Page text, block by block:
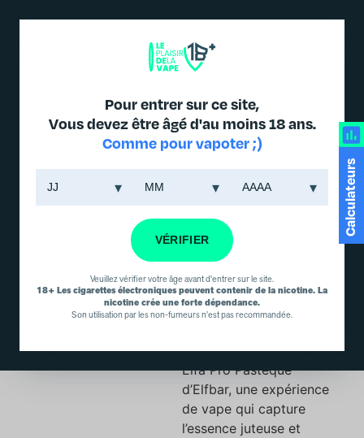
Pour entrer sur ce site,
Vous devez être âgé d'au moins 18 ans.
Comme pour vapoter ;)
VÉRIFIER
Veuillez vérifier votre âge avant d'entrer sur le site.
18+ Les cigarettes électroniques peuvent contenir de la nicotine. La
nicotine crée une forte dépendance.
Son utilisation par les non-fumeurs n'est pas recommandée.
Calculateurs
ELFBAR
Capsule Pod Elfa
Pro Pastèque
(x2) Elfbar
ELFBAR
MARQUE :POD ELFA
ELFBAR
estivale avec la capsule
Elfa Pro Pastèque
d’Elfbar, une expérience
de vape qui capture
l’essence juteuse et